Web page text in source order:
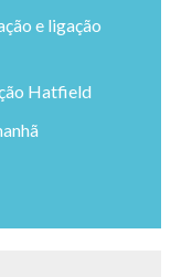
e ligação
Hatfield